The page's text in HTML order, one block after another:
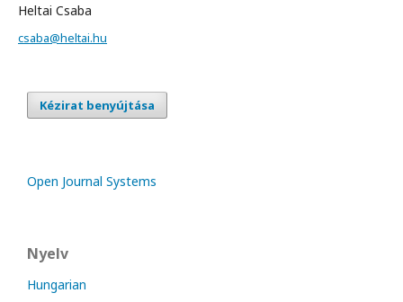
Heltai Csaba
csaba@heltai.hu
Kézirat benyújtása
Open Journal Systems
Nyelv
Hungarian